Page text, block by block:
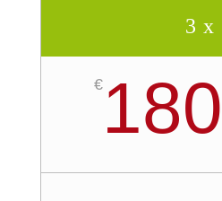
3 x
€180